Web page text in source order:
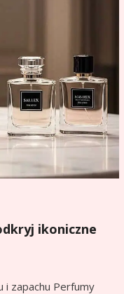
ikoniczne
i zapachu Perfumy